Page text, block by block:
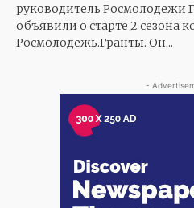
руководитель Росмолодежи
объявили о старте 2 сезона
Росмолодежь.Гранты. Он...
-